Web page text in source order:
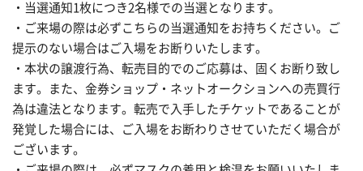
・当選通知1枚につき2名様での当選となります。
・ご来場の際は必ずこちらの当選通知をお持ちください。ご
提示のない場合はご入場をお断りいたします。
・本状の譲渡行為、転売目的でのご応募は、固くお断り致し
ます。また、金券ショップ・ネットオークションへの売買行
為は違法となります。転売で入手したチケットであることが
発覚した場合には、ご入場をお断わりさせていただく場合が
ございます。